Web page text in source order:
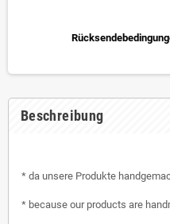
Beschreibung
* da unsere Produkte
* because our products are